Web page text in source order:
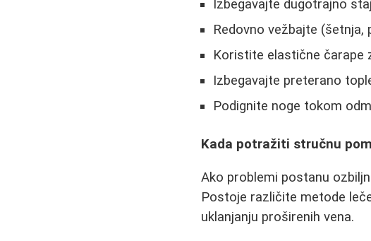
Izbegavajte dugotrajno
Redovno vežbajte (šetnja,
Koristite elastične čarape
Izbegavajte preterano
Podignite noge tokom
Kada potražiti stručnu
Ako problemi postanu
Postoje različite metode
uklanjanju proširenih vena.